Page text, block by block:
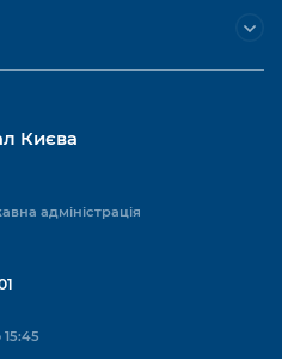
Києва
адміністрація